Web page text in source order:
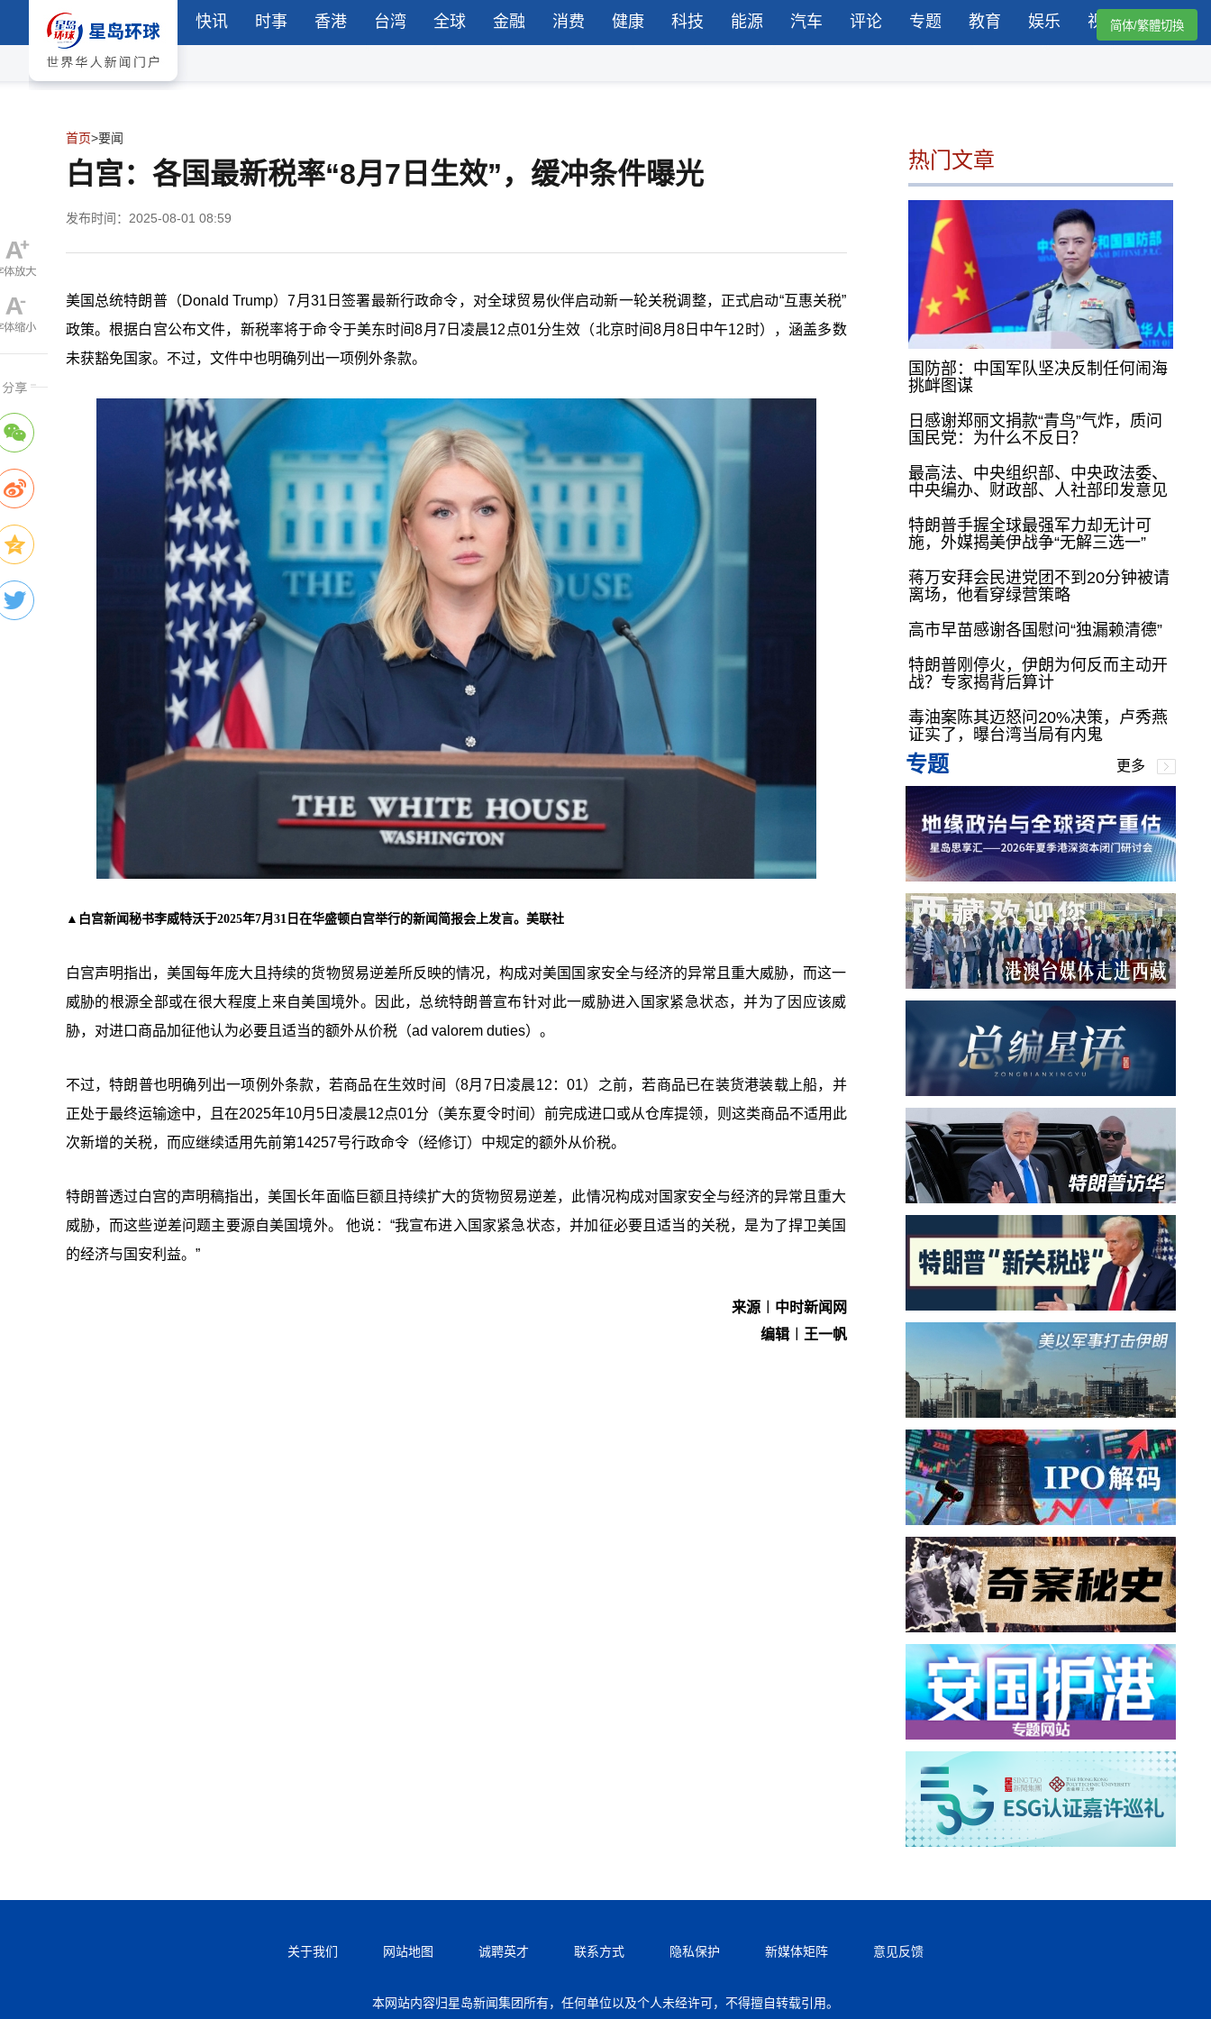
快讯 时事 香港 台湾 全球 金融 消费 健康 科技 能源 汽车 评论 专题 教育 娱乐 视频简体/繁體切換
首页>要闻
白宫：各国最新税率“8月7日生效”，缓冲条件曝光
发布时间：2025-08-01 08:59
美国总统特朗普（Donald Trump）7月31日签署最新行政命令，对全球贸易伙伴启动新一轮关税调整，正式启动“互惠关税”
政策。根据白宫公布文件，新税率将于命令于美东时间8月7日凌晨12点01分生效（北京时间8月8日中午12时），涵盖多数
未获豁免国家。不过，文件中也明确列出一项例外条款。
▲白宫新闻秘书李威特沃于2025年7月31日在华盛顿白宫举行的新闻简报会上发言。美联社
白宫声明指出，美国每年庞大且持续的货物贸易逆差所反映的情况，构成对美国国家安全与经济的异常且重大威胁，而这一
威胁的根源全部或在很大程度上来自美国境外。因此，总统特朗普宣布针对此一威胁进入国家紧急状态，并为了因应该威
胁，对进口商品加征他认为必要且适当的额外从价税（ad valorem duties）。
不过，特朗普也明确列出一项例外条款，若商品在生效时间（8月7日凌晨12：01）之前，若商品已在装货港装载上船，并
正处于最终运输途中，且在2025年10月5日凌晨12点01分（美东夏令时间）前完成进口或从仓库提领，则这类商品不适用此
次新增的关税，而应继续适用先前第14257号行政命令（经修订）中规定的额外从价税。
特朗普透过白宫的声明稿指出，美国长年面临巨额且持续扩大的货物贸易逆差，此情况构成对国家安全与经济的异常且重大
威胁，而这些逆差问题主要源自美国境外。 他说：“我宣布进入国家紧急状态，并加征必要且适当的关税，是为了捍卫美国
的经济与国安利益。”
来源︱中时新闻网
编辑︱王一帆
热门文章
国防部：中国军队坚决反制任何闹海
挑衅图谋
日感谢郑丽文捐款“青鸟”气炸，质问
国民党：为什么不反日？
最高法、中央组织部、中央政法委、
中央编办、财政部、人社部印发意见
特朗普手握全球最强军力却无计可
施，外媒揭美伊战争“无解三选一”
蒋万安拜会民进党团不到20分钟被请
离场，他看穿绿营策略
高市早苗感谢各国慰问“独漏赖清德”
特朗普刚停火，伊朗为何反而主动开
战？专家揭背后算计
毒油案陈其迈怒问20%决策，卢秀燕
证实了，曝台湾当局有内鬼
专题 更多
关于我们 网站地图 诚聘英才 联系方式 隐私保护 新媒体矩阵 意见反馈
本网站内容归星岛新闻集团所有，任何单位以及个人未经许可，不得擅自转载引用。